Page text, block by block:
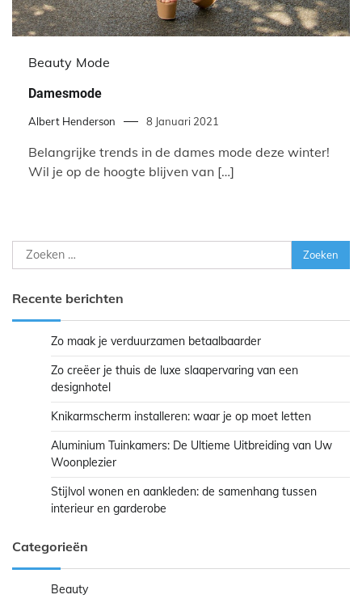
Beauty Mode
Damesmode
Albert Henderson 8 Januari 2021
Belangrijke trends in de dames mode deze winter!
Wil je op de hoogte blijven van […]
Zoeken
naar:
Recente berichten
Zo maak je verduurzamen betaalbaarder
Zo creëer je thuis de luxe slaapervaring van een
designhotel
Knikarmscherm installeren: waar je op moet letten
Aluminium Tuinkamers: De Ultieme Uitbreiding van Uw
Woonplezier
Stijlvol wonen en aankleden: de samenhang tussen
interieur en garderobe
Categorieën
Beauty